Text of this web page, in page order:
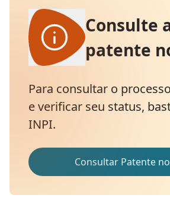
Consulte
patente
Para consultar o
e verificar seu status,
INPI.
Consultar Patente